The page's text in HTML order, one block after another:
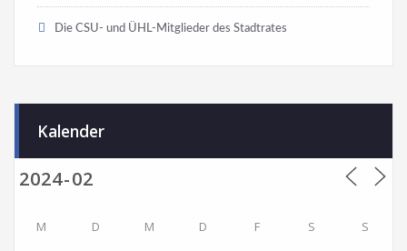
Die CSU- und ÜHL-Mitglieder des Stadtrates
Kalender
M D M D F S S